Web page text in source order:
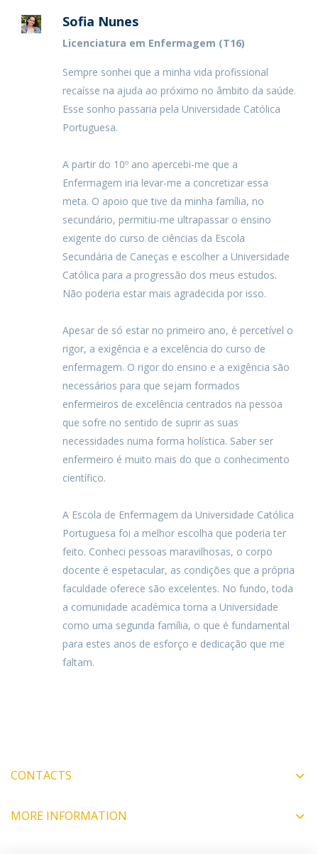
Sofia Nunes
Licenciatura em Enfermagem (T16)
Sempre sonhei que a minha vida profissional
recaísse na ajuda ao próximo no âmbito da saúde.
Esse sonho passaria pela Universidade Católica
Portuguesa.
A partir do 10º ano apercebi-me que a
Enfermagem iria levar-me a concretizar essa
meta. O apoio que tive da minha família, no
secundário, permitiu-me ultrapassar o ensino
exigente do curso de ciências da Escola
Secundária de Caneças e escolher a Universidade
Católica para a progressão dos meus estudos.
Não poderia estar mais agradecida por isso.
Apesar de só estar no primeiro ano, é percetível o
rigor, a exigência e a excelência do curso de
enfermagem. O rigor do ensino e a exigência são
necessários para que sejam formados
enfermeiros de excelência centrados na pessoa
que sofre no sentido de suprir as suas
necessidades numa forma holística. Saber ser
enfermeiro é muito mais do que o conhecimento
científico.
A Escola de Enfermagem da Universidade Católica
Portuguesa foi a melhor escolha que poderia ter
feito. Conheci pessoas maravilhosas, o corpo
docente é espetacular, as condições que a própria
faculdade oferece são excelentes. No fundo, toda
a comunidade académica torna a Universidade
como uma segunda família, o que é fundamental
para estes anos de esforço e dedicação que me
faltam.
CONTACTS
MORE INFORMATION